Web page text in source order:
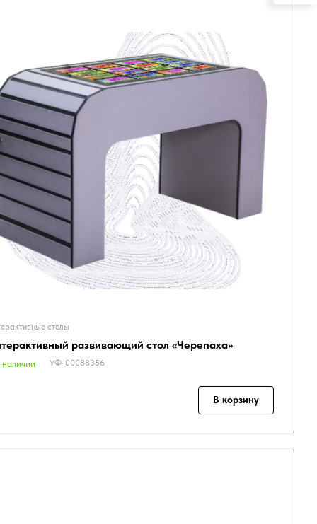
столы
развивающий стол «Черепаха»
наличии УФ-00088356
В корзину